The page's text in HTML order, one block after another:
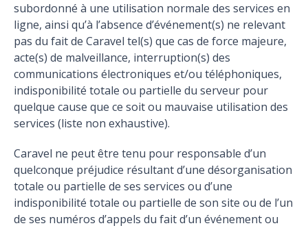
subordonné à une utilisation normale des services en
ligne, ainsi qu’à l’absence d’événement(s) ne relevant
pas du fait de Caravel tel(s) que cas de force majeure,
acte(s) de malveillance, interruption(s) des
communications électroniques et/ou téléphoniques,
indisponibilité totale ou partielle du serveur pour
quelque cause que ce soit ou mauvaise utilisation des
services (liste non exhaustive).
Caravel ne peut être tenu pour responsable d’un
quelconque préjudice résultant d’une désorganisation
totale ou partielle de ses services ou d’une
indisponibilité totale ou partielle de son site ou de l’un
de ses numéros d’appels du fait d’un événement ou